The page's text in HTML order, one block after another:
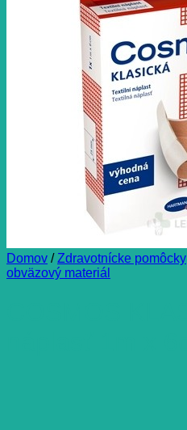
Domov / Zdravotnícke pomôcky
obväzový materiál